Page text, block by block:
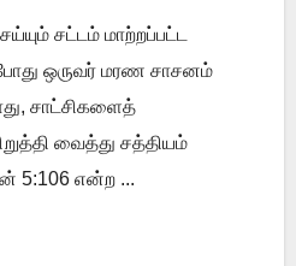
சட்டம் மாற்றப்பட்ட
ஒருவர் மரண சாசனம்
சாட்சிகளைத்
வைத்து சத்தியம்
5:106 என்ற ...